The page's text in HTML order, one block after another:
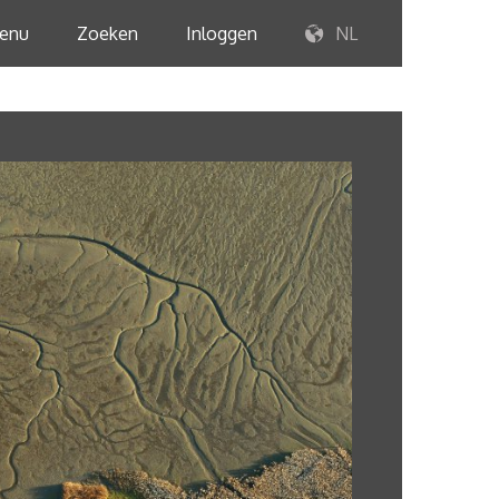
Zoeken Inloggen NL